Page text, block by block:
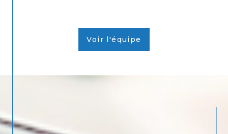
Voir l'équipe